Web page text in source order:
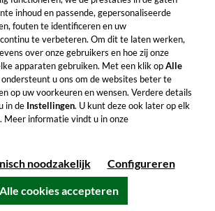
inhoud en passende, gepersonaliseerde
fouten te identificeren en uw
te verbeteren. Om dit te laten werken,
over onze gebruikers en hoe zij onze
apparaten gebruiken. Met een klik opAlle
ondersteunt u ons om de websites beter te
op uw voorkeuren en wensen. Verdere details
in de Instellingen. U kunt deze ook later op elk
Meer informatie vindt u in onze
noodzakelijk Configureren
Alle cookies accepteren